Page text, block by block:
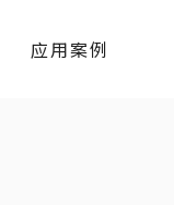
应用案例